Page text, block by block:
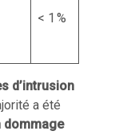
< 1 %
d’intrusion
a été
dommage